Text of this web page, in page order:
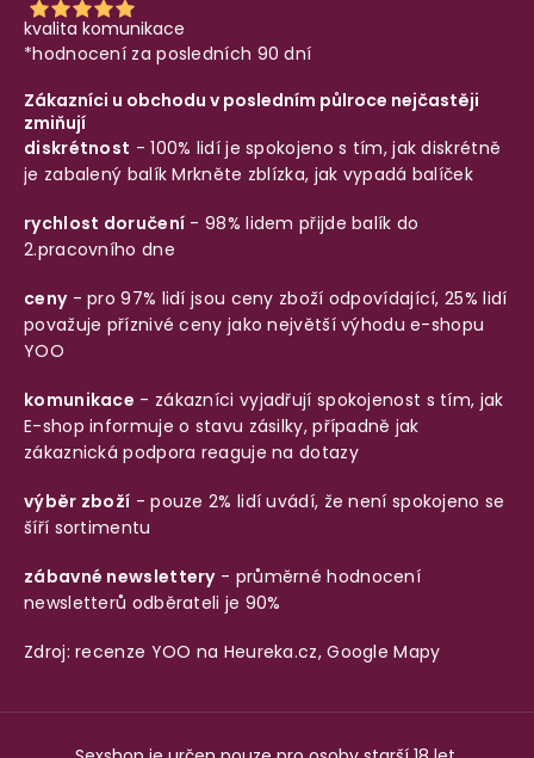
kvalita komunikace
*hodnocení za posledních 90 dní
Zákazníci u obchodu v posledním půlroce nejčastěji
zmiňují
diskrétnost - 100% lidí je spokojeno s tím, jak diskrétně
je zabalený balíkMrkněte zblízka, jak vypadá balíček
rychlost doručení - 98% lidem přijde balík do
2.pracovního dne
ceny- pro 97% lidí jsou ceny zboží odpovídající, 25% lidí
považuje příznivé ceny jako největší výhodu e-shopu
YOO
komunikace - zákazníci vyjadřují spokojenost s tím, jak
E-shop informuje o stavu zásilky, případně jak
zákaznická podpora reaguje na dotazy
výběr zboží - pouze 2% lidí uvádí, že není spokojeno se
šíří sortimentu
zábavné newslettery- průměrné hodnocení
newsletterů odběrateli je 90%
Zdroj: recenze YOO na Heureka.cz,Google Mapy